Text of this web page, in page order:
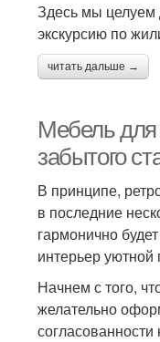
Здесь мы целуем
экскурсию по
читать дальше →
Мебель для
забытого
В принципе,
в последние
гармонично
интерьер
Начнем с того,
желательно